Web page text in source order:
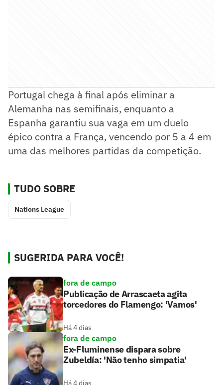
Portugal chega à final após eliminar a
Alemanha nas semifinais, enquanto a
Espanha garantiu sua vaga em um duelo
épico contra a França, vencendo por 5 a 4 em
uma das melhores partidas da competição.
TUDO SOBRE
Nations League
SUGERIDA PARA VOCÊ!
fora de campo
Publicação de Arrascaeta agita
torcedores do Flamengo: 'Vamos'
Há 4 dias
fora de campo
Ex-Fluminense dispara sobre
Zubeldía: 'Não tenho simpatia'
Há 4 dias